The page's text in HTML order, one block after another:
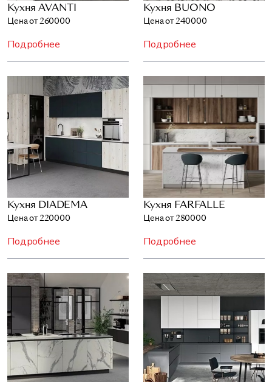
Кухня AVANTI
Цена от 260000
Подробнее
Кухня BUONO
Цена от 240000
Подробнее
Кухня DIADEMA
Цена от 220000
Подробнее
Кухня FARFALLE
Цена от 280000
Подробнее